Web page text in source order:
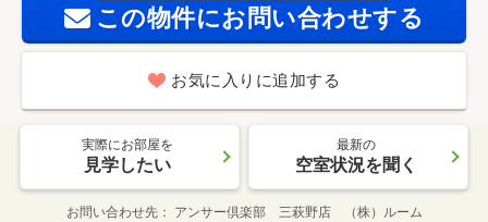
この物件にお問い合わせする
お気に入りに追加する
実際にお部屋を
見学したい
最新の
空室状況を聞く
お問い合わせ先 アンサー倶楽部 三萩野店 （株）ルーム